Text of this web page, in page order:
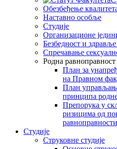
Обезбеђење
Наставно особље
Студије
Организационе
Безбедност и
Спречавање
Родна равноправност
План за
на Правном
План
принципа
Препорука у
ризицима од
равноправности
Студије
Струковне студије